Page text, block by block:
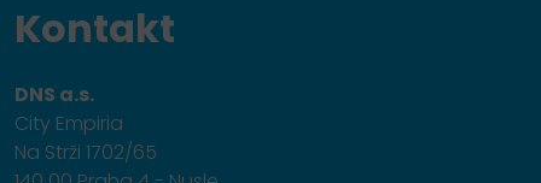
Kontakt
DNS a.s.
City Empiria
Na Strži 1702/65